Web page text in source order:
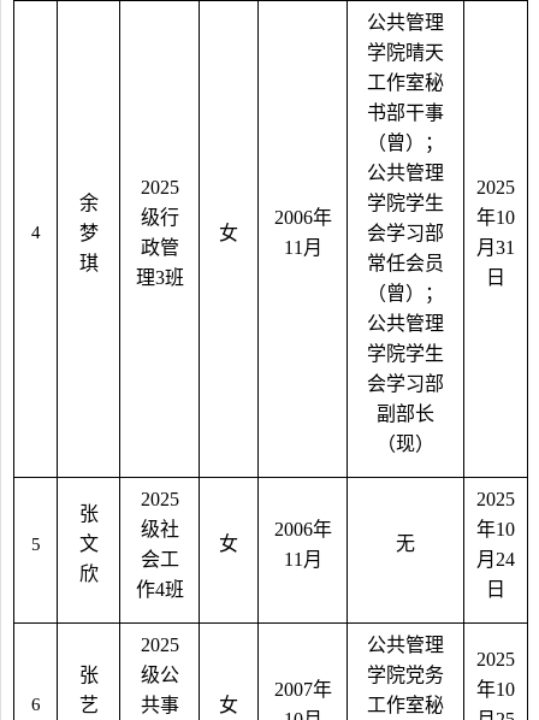
4
余
梦
琪
2025
级行
政管
理3班
女
2006年
11 月
公共管理
学院晴天
工作室秘
书部干事
（曾）；
公共管理
学院学生
会学习部
常任会员
（曾）；
公共管理
学院学生
会学习部
副部长
（现）
2025
年10
月 31
日
5
张
文
欣
2025
级社
会工
作4班
女
2006年
11 月
无
2025
年10
月 24
日
6
张
艺
2025
级公
共事
女
2007年
公共管理
学院党务
工作室秘
2025
年10